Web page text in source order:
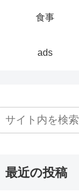
食事
ads
最近の投稿